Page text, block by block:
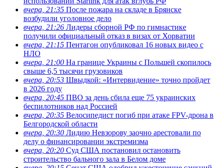
вчера, 21:35 После пожара на складе в Брянске
возбудили уголовное дело
вчера, 21:26 Лидеры сборной РФ по гимнастике
получили официальный отказ в визах от Хорватии
вчера, 21:15 Пентагон опубликовал 16 новых видео с
НЛО
вчера, 21:00 На границе Украины с Польшей скопилось
свыше 6,5 тысячи грузовиков
вчера, 20:53 Швыдкой: «Интервидение» точно пройдет
в 2026 году
вчера, 20:45 ПВО за день сбила еще 75 украинских
беспилотников над Россией
вчера, 20:35 Велосипедист погиб при атаке FPV-дрона в
Белгородской области
вчера, 20:30 Лидию Невзорову заочно арестовали по
делу о финансировании экстремизма
вчера, 20:20 Суд США постановил остановить
строительство бального зала в Белом доме